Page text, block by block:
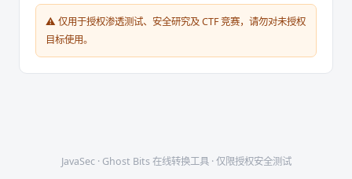
⚠️ 仅用于授权渗透测试、安全研究及 CTF 竞赛，请勿对未授权
目标使用。
JavaSec · Ghost Bits 在线转换工具 · 仅限授权安全测试